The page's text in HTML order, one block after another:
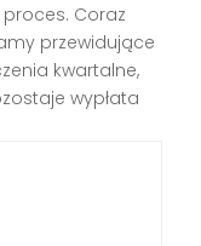
Coraz
przewidujące
kwartalne,
wypłata